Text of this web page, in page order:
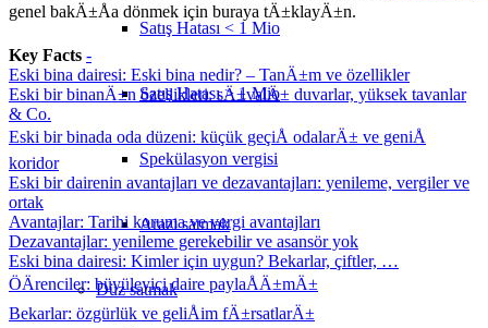
Satış Hatası < 1 Mio
Satış Hatası > 1 Mio
Spekülasyon vergisi
Arazi satmak
Düzsatmak
genel bakÄ±Åa dönmek için buraya tÄ±klayÄ±n.
Key Facts -
Eski bina dairesi: Eski bina nedir? – TanÄ±m ve özellikler
Eski bir binanÄ±n özellikleri: sÄ±valÄ± duvarlar, yüksek tavanlar
& Co.
Eski bir binada oda düzeni: küçük geçiÅ odalarÄ± ve geniÅ
koridor
Eski bir dairenin avantajları ve dezavantajları: yenileme, vergiler ve
ortak
Avantajlar: Tarihi koruma ve vergi avantajları
Dezavantajlar: yenileme gerekebilir ve asansör yok
Eski bina dairesi: Kimler için uygun? Bekarlar, çiftler, …
ÖÄrenciler: büyüleyici daire paylaÅÄ±mÄ±
Bekarlar: özgürlük ve geliÅim fÄ±rsatlarÄ±